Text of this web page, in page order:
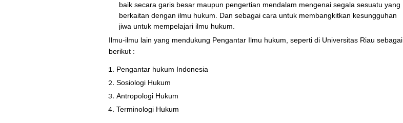
baik secara garis besar maupun pengertian mendalam mengenai segala sesuatu yang
berkaitan dengan ilmu hukum. Dan sebagai cara untuk membangkitkan kesungguhan
jiwa untuk mempelajari ilmu hukum.
Ilmu-ilmu lain yang mendukung Pengantar Ilmu hukum, seperti di Universitas Riau sebagai
berikut :
Pengantar hukum Indonesia
Sosiologi Hukum
Antropologi Hukum
Terminologi Hukum